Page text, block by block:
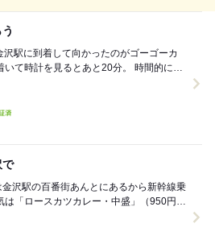
駅に到着して向かったのがゴーゴーカ
で
沢駅の百番街あんとにあるから新幹線乗